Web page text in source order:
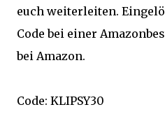
euch weiterleiten.
Code bei einer
bei Amazon.
Code: KLIPSY30